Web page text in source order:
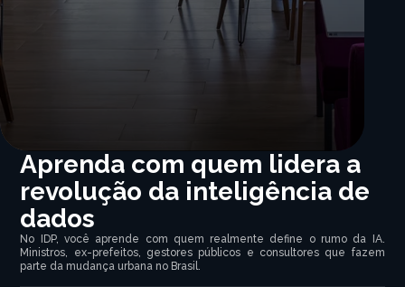
Aprenda com quem lidera a
revolução da inteligência de
dados
No IDP, você aprende com quem realmente define o rumo da IA.
Ministros, ex-prefeitos, gestores públicos e consultores que fazem
parte da mudança urbana no Brasil.